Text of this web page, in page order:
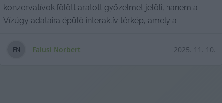
konzervatívok fölött aratott győzelmet jelöli, hanem a
Vízügy adataira épülő interaktív térkép, amely a
FN Falusi Norbert 2025. 11. 10.